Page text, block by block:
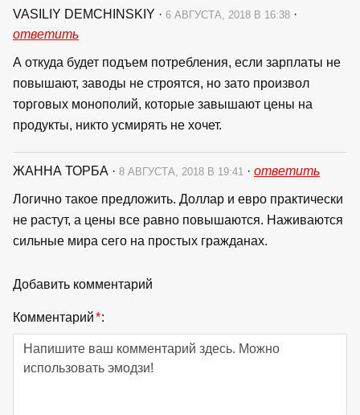
VASILIY DEMCHINSKIY · 6 АВГУСТА, 2018 В 16:38 ·
ответить
А откуда будет подъем потребления, если зарплаты не
повышают, заводы не строятся, но зато произвол
торговых монополий, которые завышают цены на
продукты, никто усмирять не хочет.
ЖАННА ТОРБА · 8 АВГУСТА, 2018 В 19:41 · ответить
Логично такое предложить. Доллар и евро практически
не растут, а цены все равно повышаются. Наживаются
сильные мира сего на простых гражданах.
Добавить комментарий
Комментарий*: